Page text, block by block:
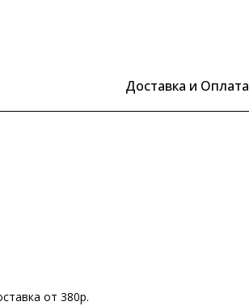
Доставка и Оплата
от 380р.